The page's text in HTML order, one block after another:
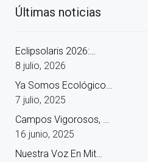
Últimas noticias
Eclipsolaris 2026:…
8 julio, 2026
Ya Somos Ecológico…
7 julio, 2025
Campos Vigorosos, …
16 junio, 2025
Nuestra Voz En Mit…